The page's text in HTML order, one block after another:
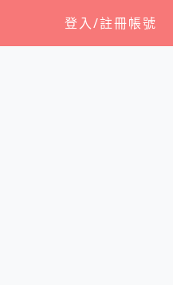
登入/註冊帳號